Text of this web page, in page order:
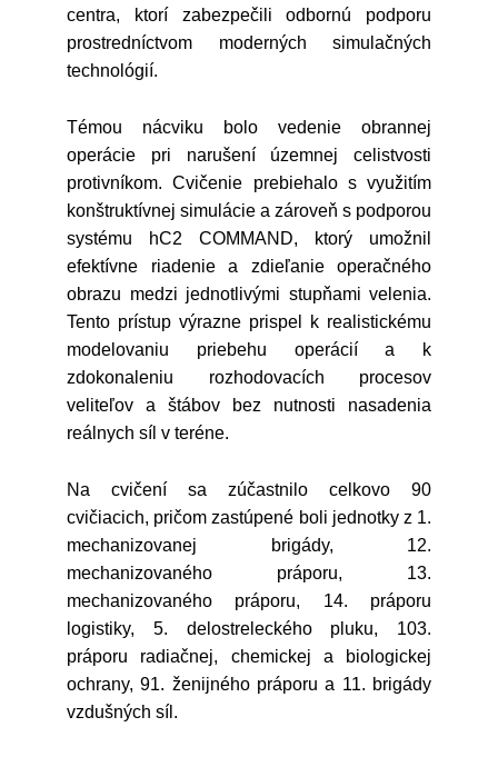
centra, ktorí zabezpečili odbornú podporu
prostredníctvom moderných simulačných
technológií.
Témou nácviku bolo vedenie obrannej
operácie pri narušení územnej celistvosti
protivníkom. Cvičenie prebiehalo s využitím
konštruktívnej simulácie a zároveň s podporou
systému hC2 COMMAND, ktorý umožnil
efektívne riadenie a zdieľanie operačného
obrazu medzi jednotlivými stupňami velenia.
Tento prístup výrazne prispel k realistickému
modelovaniu priebehu operácií a k
zdokonaleniu rozhodovacích procesov
veliteľov a štábov bez nutnosti nasadenia
reálnych síl v teréne.
Na cvičení sa zúčastnilo celkovo 90
cvičiacich, pričom zastúpené boli jednotky z 1.
mechanizovanej brigády, 12.
mechanizovaného práporu, 13.
mechanizovaného práporu, 14. práporu
logistiky, 5. delostreleckého pluku, 103.
práporu radiačnej, chemickej a biologickej
ochrany, 91. ženijného práporu a 11. brigády
vzdušných síl.